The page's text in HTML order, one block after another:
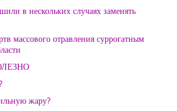
в нескольких случаях заменять
массового отравления суррогатным
жару?